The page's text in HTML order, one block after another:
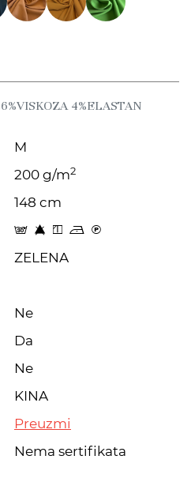
4%ELASTAN
M
200 g/m2
148 cm
s 8 y o C
ZELENA
Ne
Da
Ne
KINA
Preuzmi
Nema sertifikata